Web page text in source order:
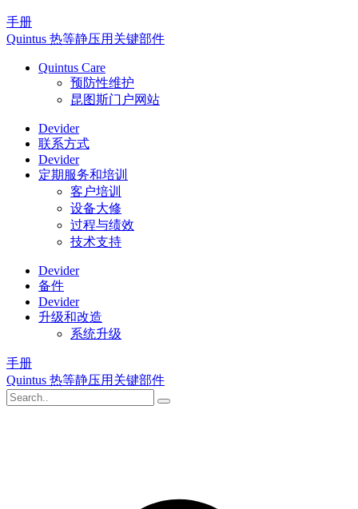
手册
Quintus 热等静压用关键部件
Quintus Care
预防性维护
昆图斯门户网站
Devider
联系方式
Devider
定期服务和培训
客户培训
设备大修
过程与绩效
技术支持
Devider
备件
Devider
升级和改造
系统升级
手册
Quintus 热等静压用关键部件